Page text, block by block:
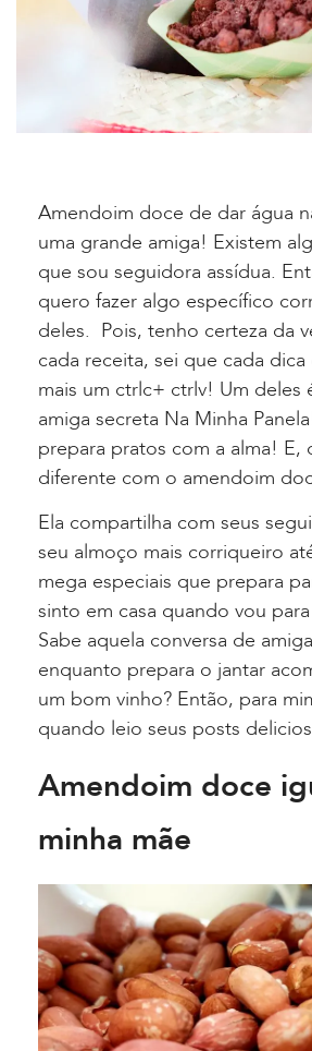
Amendoim doce de dar água
uma grande amiga! Existem
que sou seguidora assídua.
quero fazer algo específico
deles. Pois, tenho certeza da
cada receita, sei que cada
mais um ctrlc+ ctrlv! Um deles
amiga secreta Na Minha
prepara pratos com a alma! E,
diferente com o amendoim
Ela compartilha com seus
seu almoço mais corriqueiro
mega especiais que prepara
sinto em casa quando vou
Sabe aquela conversa de
enquanto prepara o jantar
um bom vinho? Então, para
quando leio seus posts
Amendoim doce
minha mãe